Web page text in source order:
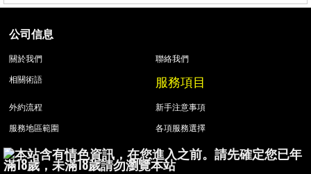
公司信息
關於我們
聯絡我們
相關術語
服務項目
外約流程
新手注意事項
服務地區範圍
各項服務選擇
本站含有情色資訊，在您進入之前。請先確定您已年
滿18歲，未滿18歲請勿瀏覽本站